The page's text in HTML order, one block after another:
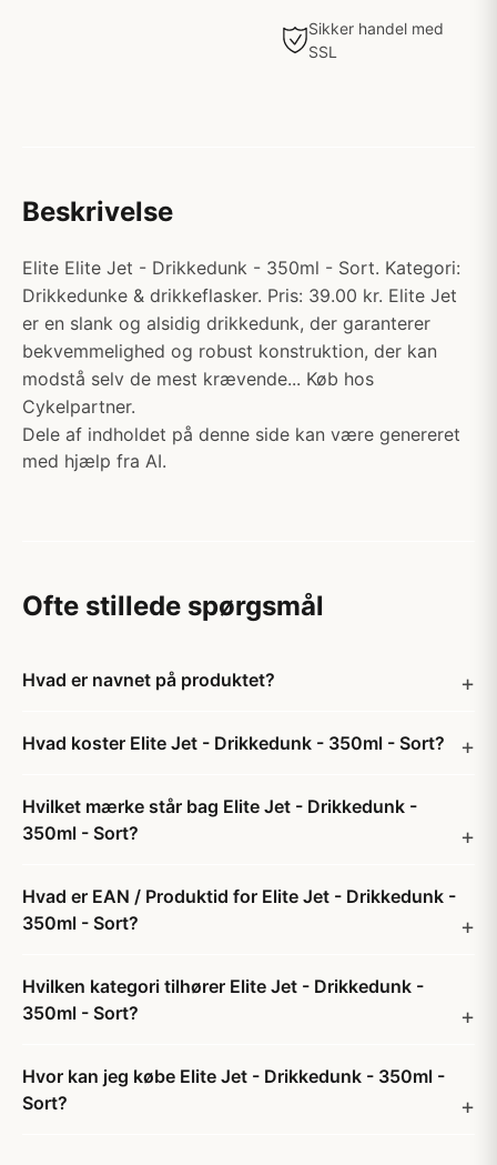
Sikker handel med
SSL
Beskrivelse
Elite Elite Jet - Drikkedunk - 350ml - Sort. Kategori:
Drikkedunke & drikkeflasker. Pris: 39.00 kr. Elite Jet
er en slank og alsidig drikkedunk, der garanterer
bekvemmelighed og robust konstruktion, der kan
modstå selv de mest krævende... Køb hos
Cykelpartner.
Dele af indholdet på denne side kan være genereret
med hjælp fra AI.
Ofte stillede spørgsmål
Hvad er navnet på produktet?
Hvad koster Elite Jet - Drikkedunk - 350ml - Sort?
Hvilket mærke står bag Elite Jet - Drikkedunk -
350ml - Sort?
Hvad er EAN / Produktid for Elite Jet - Drikkedunk -
350ml - Sort?
Hvilken kategori tilhører Elite Jet - Drikkedunk -
350ml - Sort?
Hvor kan jeg købe Elite Jet - Drikkedunk - 350ml -
Sort?